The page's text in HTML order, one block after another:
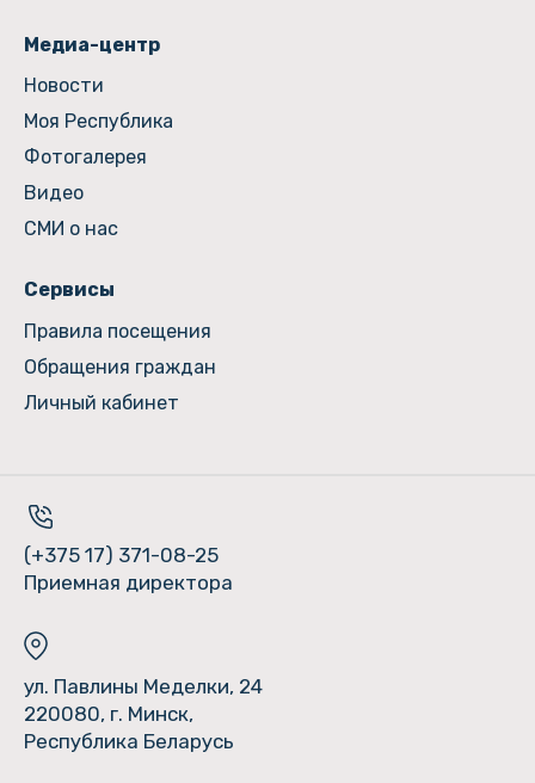
Медиа-центр
Новости
Моя Республика
Фотогалерея
Видео
СМИ о нас
Сервисы
Правила посещения
Обращения граждан
Личный кабинет
(+375 17) 371-08-25
Приемная директора
ул. Павлины Меделки, 24
220080, г. Минск,
Республика Беларусь